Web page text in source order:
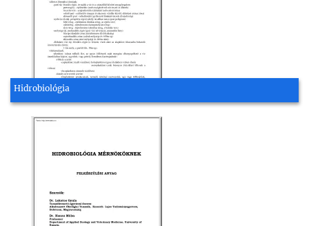
Hidrobiológia